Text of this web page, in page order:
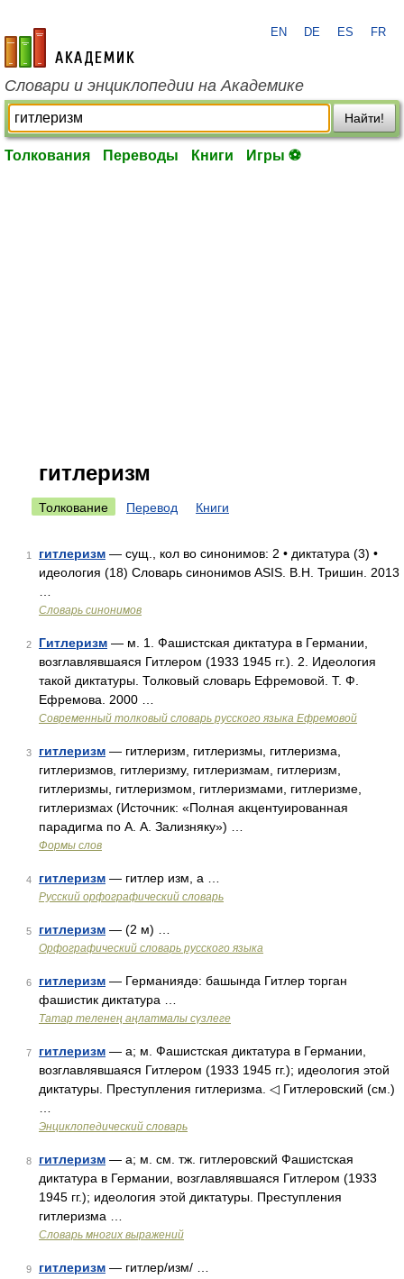
academic.ru
EN DE ES FR
Словари и энциклопедии на Академике
Найти!
Толкования Переводы Книги Игры ⚽
гитлеризм
Толкование Перевод Книги
1 гитлеризм — сущ., кол во синонимов: 2 • диктатура (3) •
идеология (18) Словарь синонимов ASIS. В.Н. Тришин. 2013
Словарь синонимов
2 Гитлеризм — м. 1. Фашистская диктатура в Германии,
возглавлявшаяся Гитлером (1933 1945 гг.). 2. Идеология
такой диктатуры. Толковый словарь Ефремовой. Т. Ф.
Ефремова. 2000 …
Современный толковый словарь русского языка Ефремовой
3 гитлеризм — гитлеризм, гитлеризмы, гитлеризма,
гитлеризмов, гитлеризму, гитлеризмам, гитлеризм,
гитлеризмы, гитлеризмом, гитлеризмами, гитлеризме,
гитлеризмах (Источник: «Полная акцентуированная
парадигма по А. А. Зализняку») …
Формы слов
4 гитлеризм — гитлер изм, а …
Русский орфографический словарь
5 гитлеризм — (2 м) …
Орфографический словарь русского языка
6 гитлеризм — Германиядә: башында Гитлер торган
фашистик диктатура …
Татар теленең аңлатмалы сүзлеге
7 гитлеризм — а; м. Фашистская диктатура в Германии,
возглавлявшаяся Гитлером (1933 1945 гг.); идеология этой
диктатуры. Преступления гитлеризма. ◁ Гитлеровский (см.)
Энциклопедический словарь
8 гитлеризм — а; м. см. тж. гитлеровский Фашистская
диктатура в Германии, возглавлявшаяся Гитлером (1933
1945 гг.); идеология этой диктатуры. Преступления
гитлеризма …
Словарь многих выражений
9 гитлеризм — гитлер/изм/ …